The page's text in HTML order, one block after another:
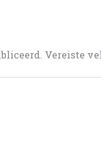
Vereiste